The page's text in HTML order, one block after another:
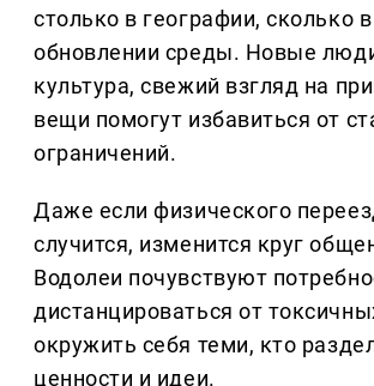
столько в географии, сколько в
обновлении среды. Новые
культура, свежий взгляд на
вещи помогут избавиться от
ограничений.
Даже если физического
случится, изменится круг
Водолеи почувствуют
дистанцироваться от
окружить себя теми, кто
ценности и идеи.